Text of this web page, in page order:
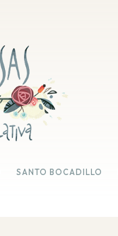
SANTO BOCADILLO